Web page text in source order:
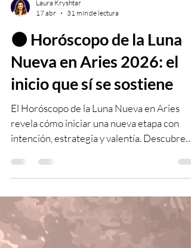
Laura Kryshtar
31 min de lectura
🌑 Horóscopo de la Luna
Nueva en Aries 2026: el
inicio que sí se sostiene
revela cómo iniciar una nueva etapa con
intención, estrategia y valentía. Descubre
qué área de tu vida se activa, cómo
aprovechar este impulso y qué necesitas
transformar para lograr tus metas hasta
septiembre de 2026.